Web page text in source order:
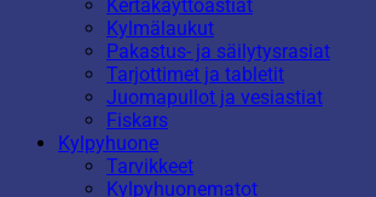
Kertakäyttöastiat
Kylmälaukut
Pakastus- ja säilytysrasiat
Tarjottimet ja tabletit
Juomapullot ja vesiastiat
Fiskars
Kylpyhuone
Tarvikkeet
Kylpyhuonematot